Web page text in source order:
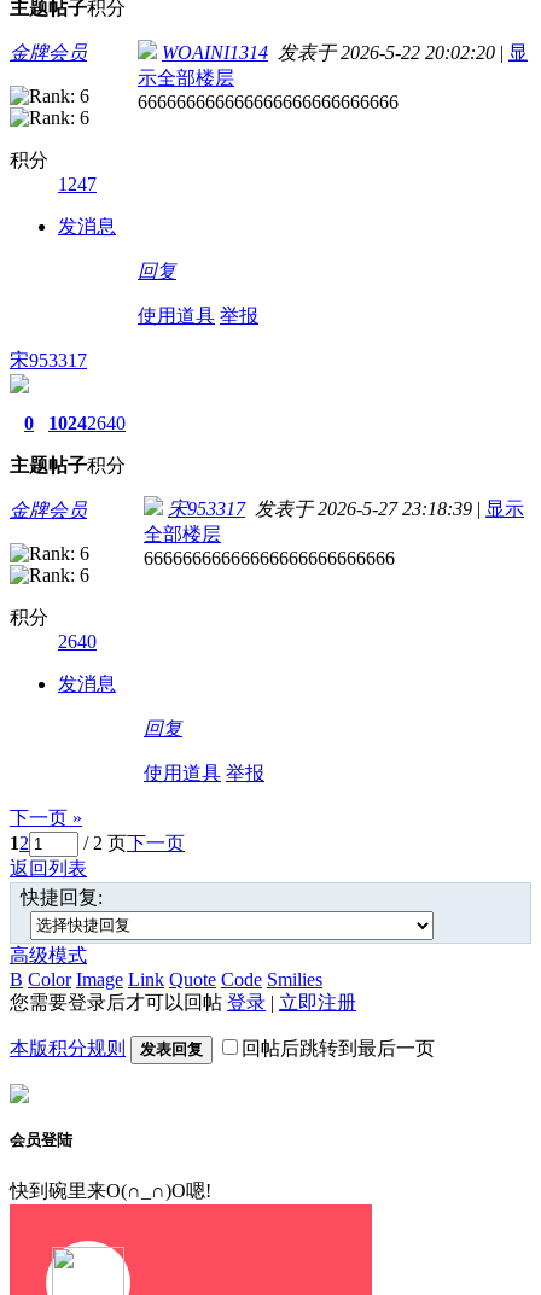
主题帖子积分
金牌会员
积分
1247
发消息
WOAINI1314 发表于 2026-5-22 20:02:20 | 显
示全部楼层
666666666666666666666666666
回复
使用道具 举报
宋953317
0
主题
1024
帖子
2640
积分
金牌会员
积分
2640
发消息
宋953317发表于 2026-5-27 23:18:39 | 显示
全部楼层
66666666666666666666666666
回复
使用道具 举报
下一页 »
12 / 2 页下一页
返回列表
快捷回复:
高级模式
B Color Image Link Quote Code Smilies
您需要登录后才可以回帖 登录 | 立即注册
本版积分规则 发表回复 回帖后跳转到最后一页
会员登陆
快到碗里来O(∩_∩)O嗯!